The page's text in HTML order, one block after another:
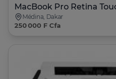
Médina, Dakar
250 000 F Cfa